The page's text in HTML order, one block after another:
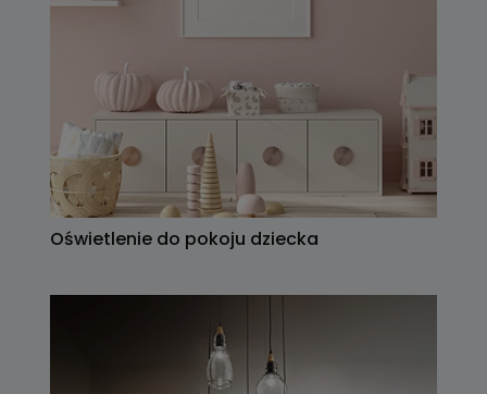
Oświetlenie do pokoju dziecka